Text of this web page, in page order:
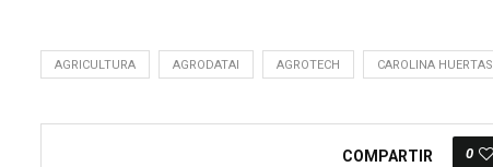
AGRICULTURA AGRODATAI AGROTECH CAROLINA HUERTAS
COMPARTIR 0